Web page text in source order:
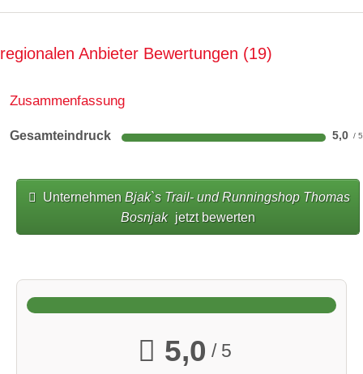
regionalen Anbieter Bewertungen 19
Zusammenfassung
Gesamteindruck 5,0
UnternehmenBjak`s Trail- und Runningshop Thomas
Bosnjak jetzt bewerten
5,0 / 5